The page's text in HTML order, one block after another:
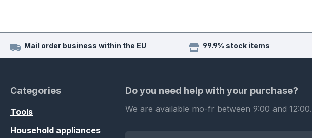
Mail order business within the EU 99.9% stock items
Categories
Tools
Household appliances
Do you need help with your purchase?
We are available mo-fr between 9:00 and 12:00.